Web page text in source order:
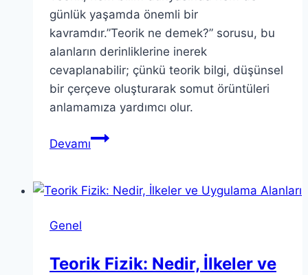
günlük yaşamda önemli bir
kavramdır.”Teorik ne demek?” sorusu, bu
alanların derinliklerine inerek
cevaplanabilir; çünkü teorik bilgi, düşünsel
bir çerçeve oluşturarak somut örüntüleri
anlamamıza yardımcı olur.
DevamıTeorik:
Günlük
Genel
Teorik Fizik: Nedir, İlkeler ve